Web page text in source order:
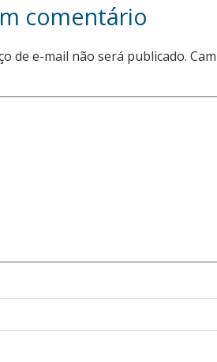
comentário
de e-mail não será publicado.